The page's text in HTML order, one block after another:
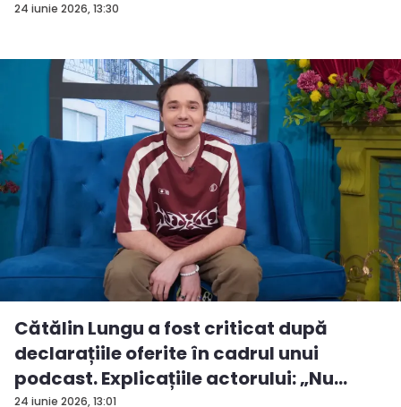
24 iunie 2026, 13:30
24 iunie 2026, 13:01
Cătălin Lungu a fost criticat după
declarațiile oferite în cadrul unui
podcast. Explicațiile actorului: „Nu